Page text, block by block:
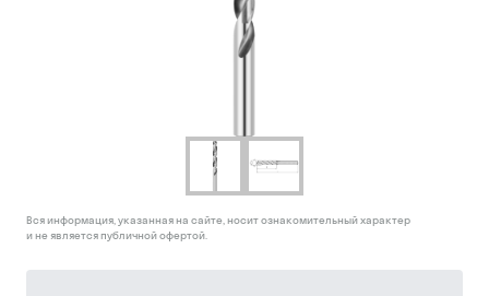
Вся информация, указанная на сайте, носит ознакомительный характер
и не является публичной офертой.